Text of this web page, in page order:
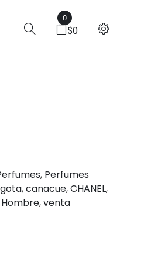
0
$0
, Perfumes
,canacue,CHANEL,
,venta